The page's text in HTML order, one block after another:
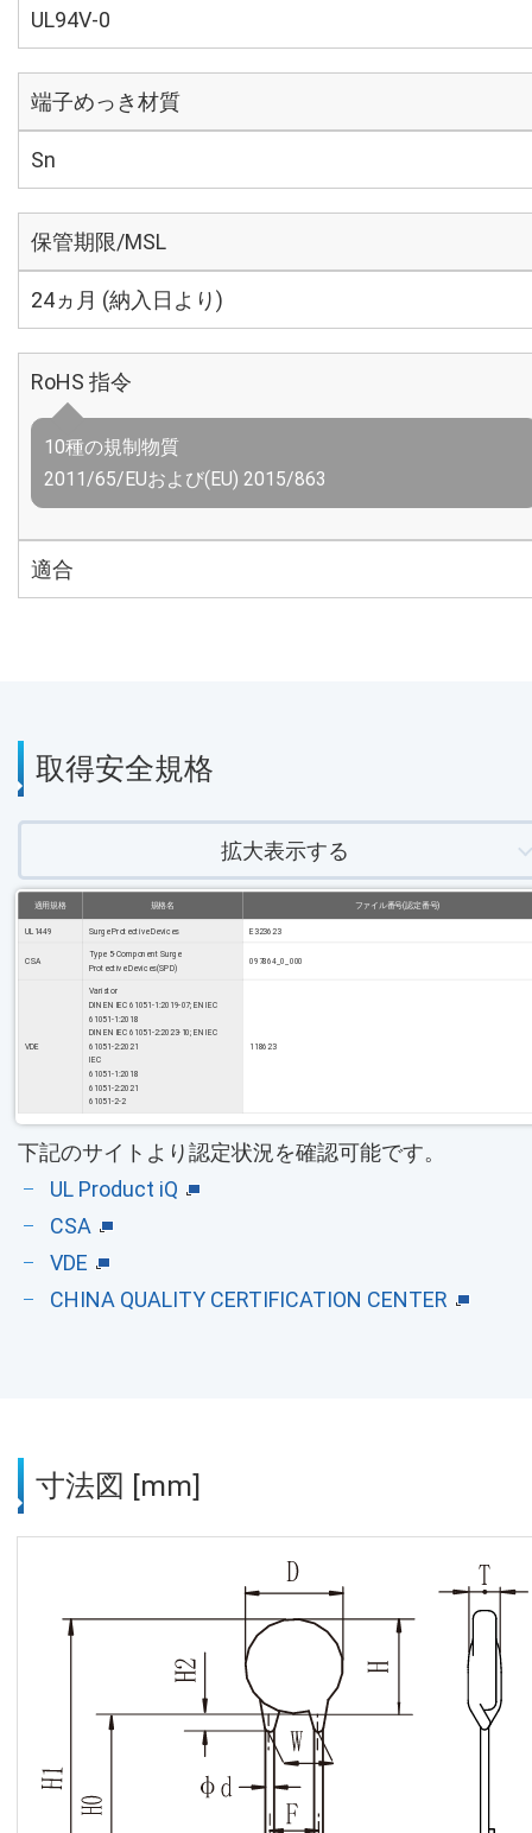
UL94V-0
端子めっき材質
Sn
保管期限/MSL
24ヵ月 (納入日より)
RoHS 指令
10種の規制物質
2011/65/EUおよび(EU) 2015/863
適合
取得安全規格
拡大表示する
適用規格 規格名 ファイル番号(認定番号)
UL1449 Surge Protective Devices E323623
CSA
Type 5-Component Surge
Protective Devices(SPD)
097864_0_000
VDE
Varistor
DIN EN IEC 61051-1:2019-07; EN IEC
61051-1:2018
DIN EN IEC 61051-2:2023-10; EN IEC
61051-2:2021
IEC
61051-1:2018
61051-2:2021
61051-2-2
118623
下記のサイトより認定状況を確認可能です。
UL Product iQ
CSA
VDE
CHINA QUALITY CERTIFICATION CENTER
寸法図 [mm]